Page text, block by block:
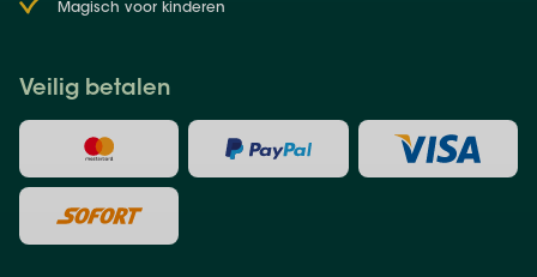
Magisch voor kinderen
Veilig betalen